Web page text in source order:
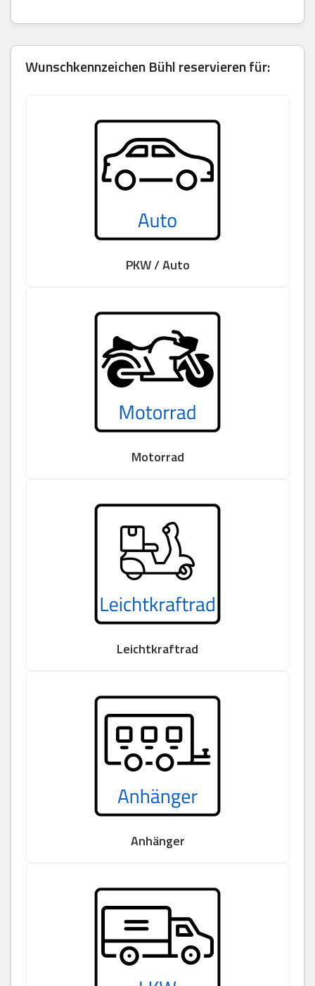
Wunschkennzeichen Bühl reservieren für:
PKW / Auto
Motorrad
Leichtkraftrad
Anhänger